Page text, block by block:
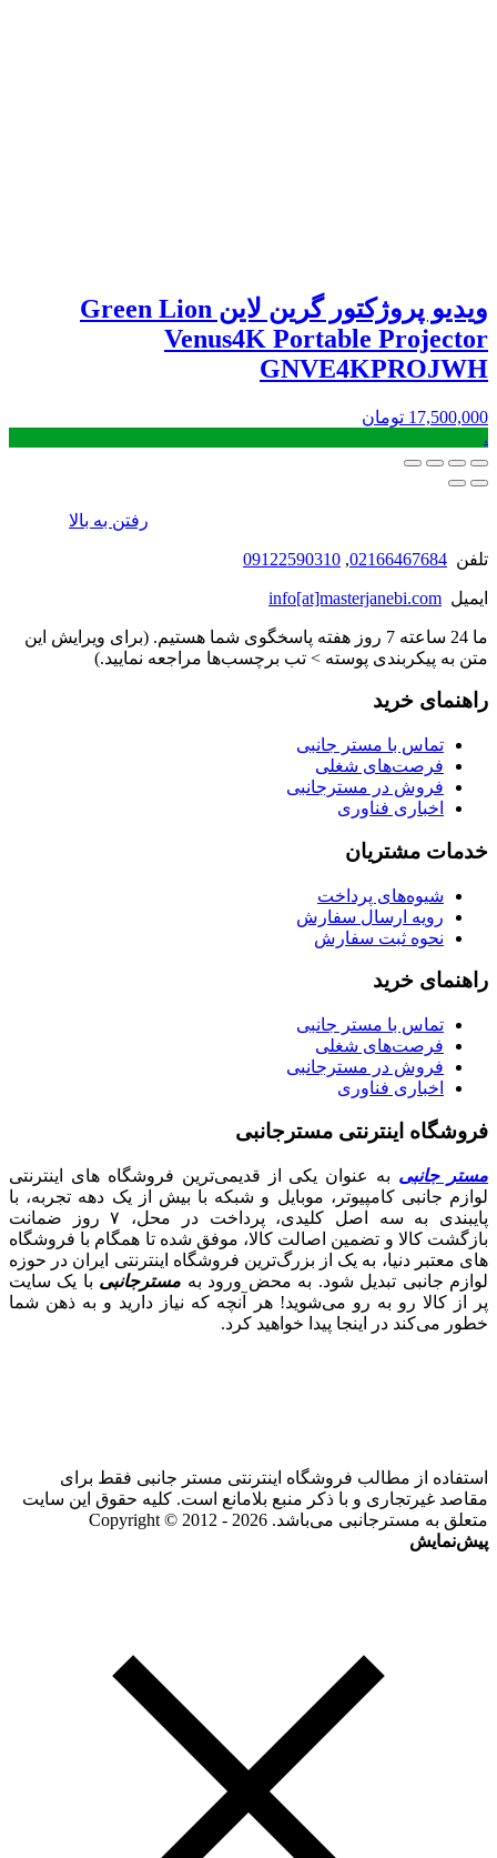
ویدیو پروژکتور گرین لاین Green Lion
Venus4K Portable Projector
GNVE4KPROJWH
17,500,000 تومان
.
رفتن به بالا
تلفن 02166467684
,
09122590310
ایمیل info[at]masterjanebi.com
ما 24 ساعته 7 روز هفته پاسخگوی شما هستیم. (برای ویرایش این
متن به پیکربندی پوسته > تب برچسب‌ها مراجعه نمایید.)
راهنمای خرید
تماس با مستر جانبی
فرصت‌های شغلی
فروش در مسترجانبی
اخباری فناوری
خدمات مشتریان
شیوه‌های پرداخت
رویه ارسال سفارش
نحوه ثبت سفارش
راهنمای خرید
تماس با مستر جانبی
فرصت‌های شغلی
فروش در مسترجانبی
اخباری فناوری
فروشگاه اینترنتی مسترجانبی
مستر جانبی به عنوان یکی از قدیمی‌ترین فروشگاه های اینترنتی
لوازم جانبی کامپیوتر، موبایل و شبکه با بیش از یک دهه تجربه، با
پایبندی به سه اصل کلیدی، پرداخت در محل، ۷ روز ضمانت
بازگشت کالا و تضمین اصالت کالا، موفق شده تا همگام با فروشگاه‌
های معتبر دنیا، به یک از بزرگ‌ترین فروشگاه اینترنتی ایران در حوزه
لوازم جانبی تبدیل شود. به محض ورود به مسترجانبی با یک سایت
پر از کالا رو به رو می‌شوید! هر آنچه که نیاز دارید و به ذهن شما
خطور می‌کند در اینجا پیدا خواهید کرد.
استفاده از مطالب فروشگاه اینترنتی مستر جانبی فقط برای
مقاصد غیرتجاری و با ذکر منبع بلامانع است. کلیه حقوق این سایت
متعلق به مسترجانبی می‌باشد. Copyright © 2012 - 2026
پیش‌نمایش